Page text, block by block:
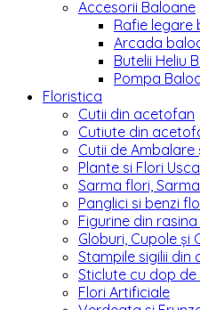
Accesorii Baloane
Rafie legare
Arcada
Butelii Heliu
Pompa
Floristica
Cutii din acetofan
Cutiute din
Cutii de Ambalare
Plante si Flori
Sarma flori,
Panglici si benzi
Figurine din
Globuri, Cupole și
Stampile sigilii din
Sticlute cu dop
Flori Artificiale